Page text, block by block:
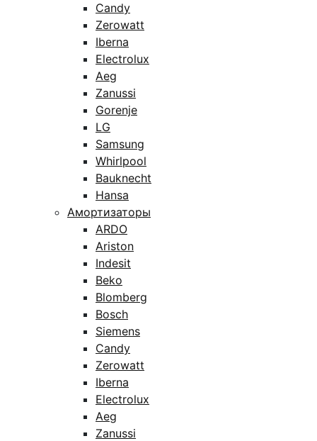
Candy
Zerowatt
Iberna
Electrolux
Aeg
Zanussi
Gorenje
LG
Samsung
Whirlpool
Bauknecht
Hansa
Амортизаторы
ARDO
Ariston
Indesit
Beko
Blomberg
Bosch
Siemens
Candy
Zerowatt
Iberna
Electrolux
Aeg
Zanussi